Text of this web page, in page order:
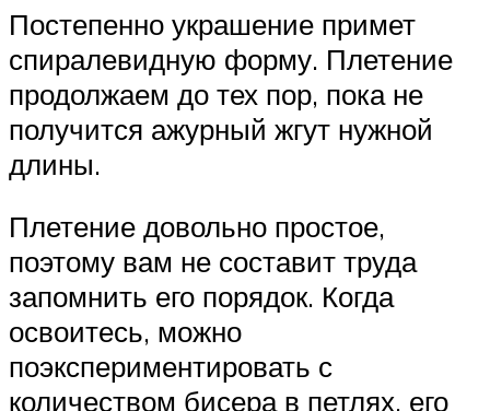
Постепенно украшение примет
спиралевидную форму. Плетение
продолжаем до тех пор, пока не
получится ажурный жгут нужной
длины.
Плетение довольно простое,
поэтому вам не составит труда
запомнить его порядок. Когда
освоитесь, можно
поэкспериментировать с
количеством бисера в петлях, его